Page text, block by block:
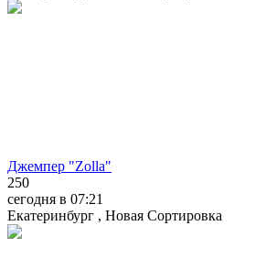
Джемпер "Zolla"
250
сегодня в 07:21
Екатеринбург , Новая Сортировка